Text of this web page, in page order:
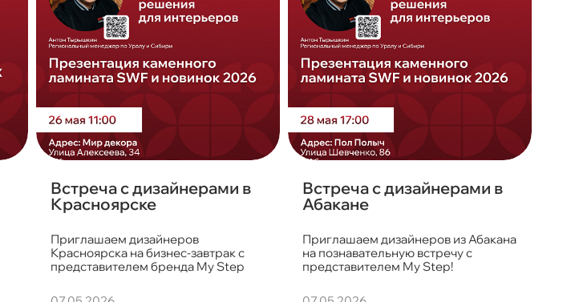
Встреча с дизайнерами в
Красноярске
Приглашаем дизайнеров
Красноярска на бизнес-завтрак с
представителем бренда My Step
Встреча с дизайнерами в
Абакане
Приглашаем дизайнеров из Абакана
на познавательную встречу с
представителем My Step!